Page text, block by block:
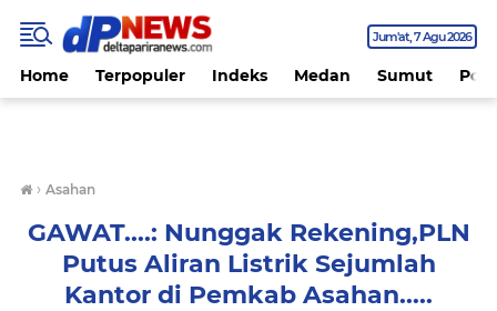
Jum'at 7 Agu 2026
Home Terpopuler Indeks Medan Sumut
› Asahan
GAWAT....: Nunggak Rekening,PLN
Putus Aliran Listrik Sejumlah
Kantor di Pemkab Asahan.....